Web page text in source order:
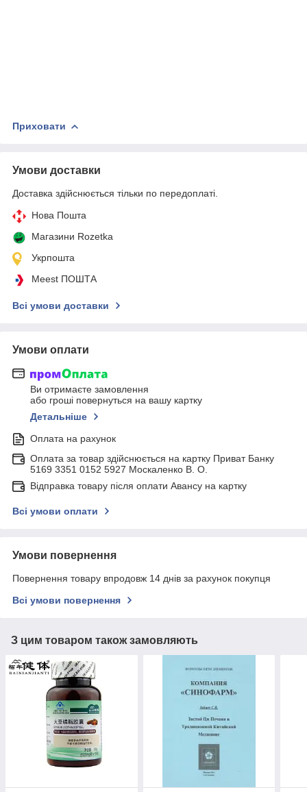
Приховати
Умови доставки
Доставка здійснюється тільки по передоплаті.
Нова Пошта
Магазини Rozetka
Укрпошта
Meest ПОШТА
Всі умови доставки
Умови оплати
Ви отримаєте замовлення
або гроші повернуться на вашу картку
Детальніше
Оплата на рахунок
Оплата за товар здійснюється на картку Приват Банку
5169 3351 0152 5927 Москаленко В. О.
Відправка товару після оплати Авансу на картку
Всі умови оплати
Умови повернення
Повернення товару впродовж 14 днів за рахунок покупця
Всі умови повернення
З цим товаром також замовляють